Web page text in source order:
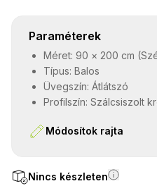
Paraméterek
Méret: 90 × 200 cm
Típus: Balos
Üvegszín: Átlátszó
Profilszín: Szálcsiszolt
Módosítok rajta
Nincs készleten